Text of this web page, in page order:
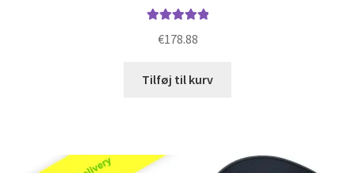
€178.88
Tilføj til kurv